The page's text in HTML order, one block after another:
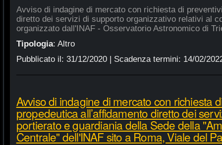
Avviso di indagine di mercato con richiesta di
diretto dei servizi di supporto organizzativo relativi al
organizzato dall'INAF - Osservatorio Astronomico di
Tipologia: Altro
Pubblicato il: 31/12/2020| Scadenza termini: 14/02/
Avviso di indagine di mercato con richiesta
propedeutica all’affidamento diretto dei
portierato e guardiania della Sede della
Centrale" dell'INAF sito a Roma, Viale del